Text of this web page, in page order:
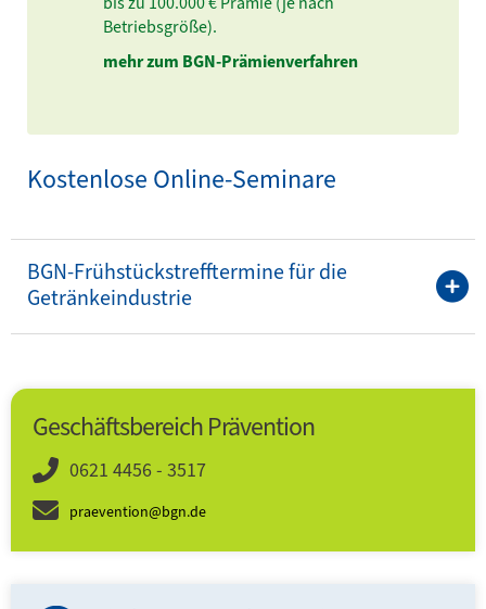
Betriebsgröße).
mehr zum BGN-Prämienverfahren
Kostenlose Online-Seminare
BGN-Frühstückstrefftermine für die
Getränkeindustrie
Geschäftsbereich Prävention
0621 4456 - 3517
praevention@bgn.de